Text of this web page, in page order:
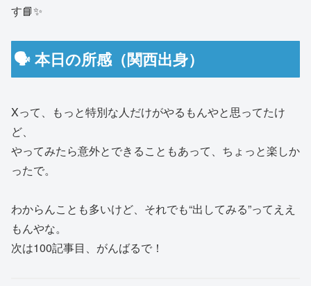
す📘✨
🗣 本日の所感（関西出身）
Xって、もっと特別な人だけがやるもんやと思ってたけ
ど、
やってみたら意外とできることもあって、ちょっと楽しか
ったで。
わからんことも多いけど、それでも“出してみる”ってええ
もんやな。
次は100記事目、がんばるで！